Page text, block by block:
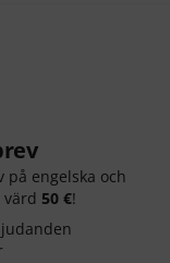
på engelska och
värd 50 €!